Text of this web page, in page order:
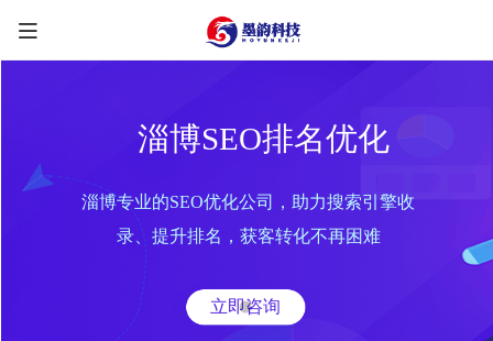
淄博SEO排名优化
淄博专业的SEO优化公司，助力搜索引擎收
录、提升排名，获客转化不再困难
立即咨询
限时优惠咨询中